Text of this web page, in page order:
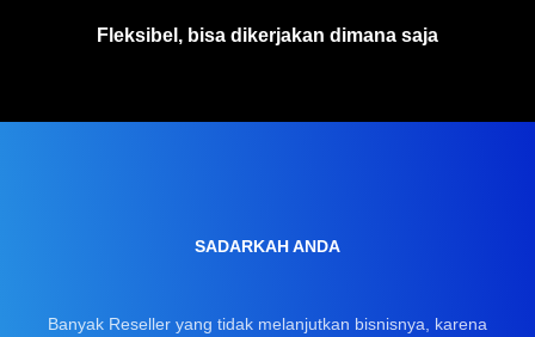
Fleksibel, bisa dikerjakan dimana saja
SADARKAH ANDA
Banyak Reseller yang tidak melanjutkan bisnisnya, karena